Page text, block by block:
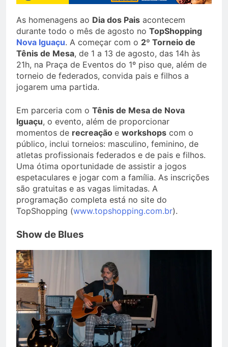
As homenagens ao Dia dos Pais acontecem
durante todo o mês de agosto no TopShopping
Nova Iguaçu. A começar com o 2º Torneio de
Tênis de Mesa, de 1 a 13 de agosto, das 14h às
21h, na Praça de Eventos do 1º piso que, além de
torneio de federados, convida pais e filhos a
jogarem uma partida.
Em parceria com o Tênis de Mesa de Nova
Iguaçu, o evento, além de proporcionar
momentos de recreação e workshops com o
público, inclui torneios: masculino, feminino, de
atletas profissionais federados e de pais e filhos.
Uma ótima oportunidade de assistir a jogos
espetaculares e jogar com a família. As inscrições
são gratuitas e as vagas limitadas. A
programação completa está no site do
TopShopping (www.topshopping.com.br).
Show de Blues